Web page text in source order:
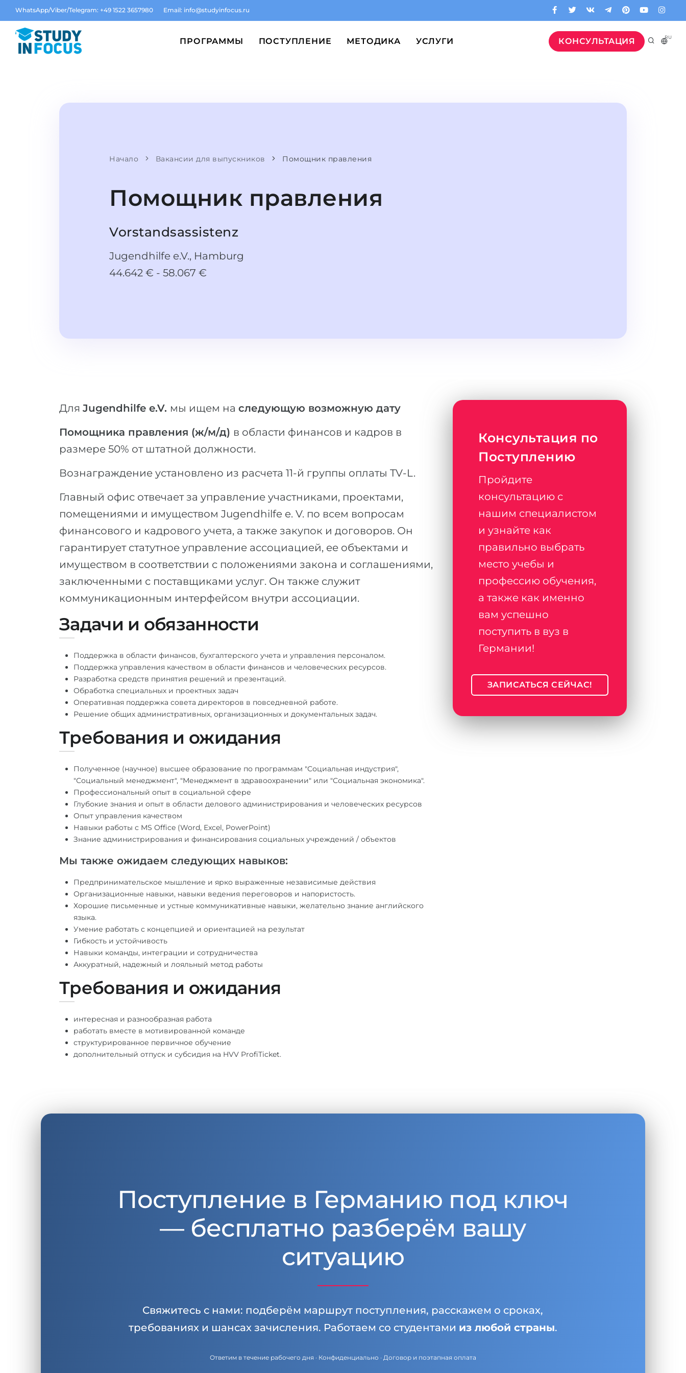
WhatsApp/Viber/Telegram: +49 1522 3657980 Email: info@studyinfocus.ru
КОНСУЛЬТАЦИЯ RU
ПРОГРАММЫ ПОСТУПЛЕНИЕ МЕТОДИКА УСЛУГИ
Начало Вакансии для выпускников Помощник правления
Помощник правления
Vorstandsassistenz
Jugendhilfe e.V., Hamburg
44.642 € - 58.067 €
Для Jugendhilfe e.V. мы ищем на следующую возможную дату
Помощника правления (ж/м/д) в области финансов и кадров в
размере 50% от штатной должности.
Вознаграждение установлено из расчета 11-й группы оплаты TV-L.
Главный офис отвечает за управление участниками, проектами,
помещениями и имуществом Jugendhilfe e. V. по всем вопросам
финансового и кадрового учета, а также закупок и договоров. Он
гарантирует статутное управление ассоциацией, ее объектами и
имуществом в соответствии с положениями закона и соглашениями,
заключенными с поставщиками услуг. Он также служит
коммуникационным интерфейсом внутри ассоциации.
Задачи и обязанности
Поддержка в области финансов, бухгалтерского учета и управления персоналом.
Поддержка управления качеством в области финансов и человеческих ресурсов.
Разработка средств принятия решений и презентаций.
Обработка специальных и проектных задач
Оперативная поддержка совета директоров в повседневной работе.
Решение общих административных, организационных и документальных задач.
Требования и ожидания
Полученное (научное) высшее образование по программам "Социальная индустрия",
"Социальный менеджмент", "Менеджмент в здравоохранении" или "Социальная экономика".
Профессиональный опыт в социальной сфере
Глубокие знания и опыт в области делового администрирования и человеческих ресурсов
Опыт управления качеством
Навыки работы с MS Office (Word, Excel, PowerPoint)
Знание администрирования и финансирования социальных учреждений / объектов
Мы также ожидаем следующих навыков:
Предпринимательское мышление и ярко выраженные независимые действия
Организационные навыки, навыки ведения переговоров и напористость.
Хорошие письменные и устные коммуникативные навыки, желательно знание английского
языка.
Умение работать с концепцией и ориентацией на результат
Гибкость и устойчивость
Навыки команды, интеграции и сотрудничества
Аккуратный, надежный и лояльный метод работы
Требования и ожидания
интересная и разнообразная работа
работать вместе в мотивированной команде
структурированное первичное обучение
дополнительный отпуск и субсидия на HVV ProfiTicket.
Консультация по
Поступлению
Пройдите
консультацию с
нашим специалистом
и узнайте как
правильно выбрать
место учебы и
профессию обучения,
а также как именно
вам успешно
поступить в вуз в
Германии!
ЗАПИСАТЬСЯ СЕЙЧАС!
Поступление в Германию под ключ
— бесплатно разберём вашу
ситуацию
Свяжитесь с нами: подберём маршрут поступления, расскажем о сроках,
требованиях и шансах зачисления. Работаем со студентами из любой страны.
Ответим в течение рабочего дня · Конфиденциально · Договор и поэтапная оплата